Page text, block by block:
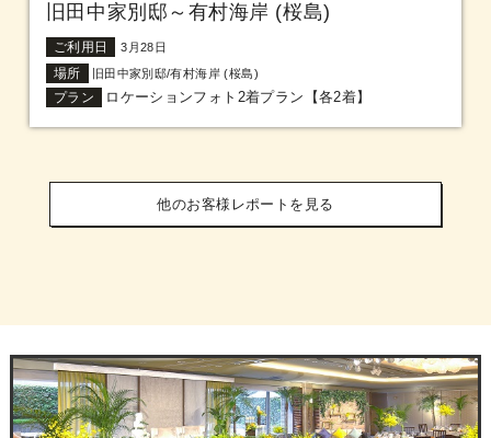
旧田中家別邸～有村海岸 (桜島)
ご利用日 3月28日
場所 旧田中家別邸/有村海岸 (桜島)
プラン ロケーションフォト2着プラン【各2着】
他のお客様レポートを見る